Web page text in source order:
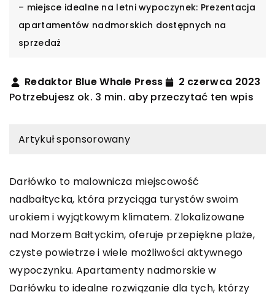
– miejsce idealne na letni wypoczynek: Prezentacja
apartamentów nadmorskich dostępnych na
sprzedaż
Redaktor Blue Whale Press
2 czerwca 2023
Potrzebujesz ok. 3 min. aby przeczytać ten wpis
Artykuł sponsorowany
Darłówko to malownicza miejscowość
nadbałtycka, która przyciąga turystów swoim
urokiem i wyjątkowym klimatem. Zlokalizowane
nad Morzem Bałtyckim, oferuje przepiękne plaże,
czyste powietrze i wiele możliwości aktywnego
wypoczynku. Apartamenty nadmorskie w
Darłówku to idealne rozwiązanie dla tych, którzy